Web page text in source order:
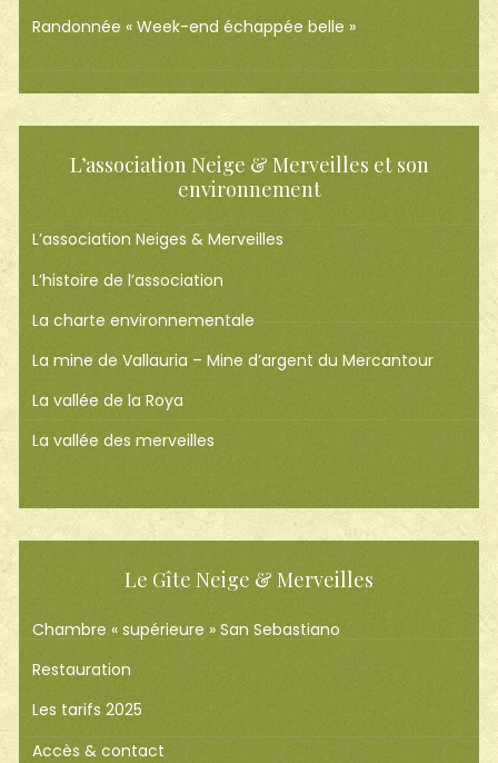
Randonnée « Week-end échappée belle »
L’association Neige & Merveilles et son
environnement
L’association Neiges & Merveilles
L’histoire de l’association
La charte environnementale
La mine de Vallauria – Mine d’argent du Mercantour
La vallée de la Roya
La vallée des merveilles
Le Gîte Neige & Merveilles
Chambre « supérieure » San Sebastiano
Restauration
Les tarifs 2025
Accès & contact